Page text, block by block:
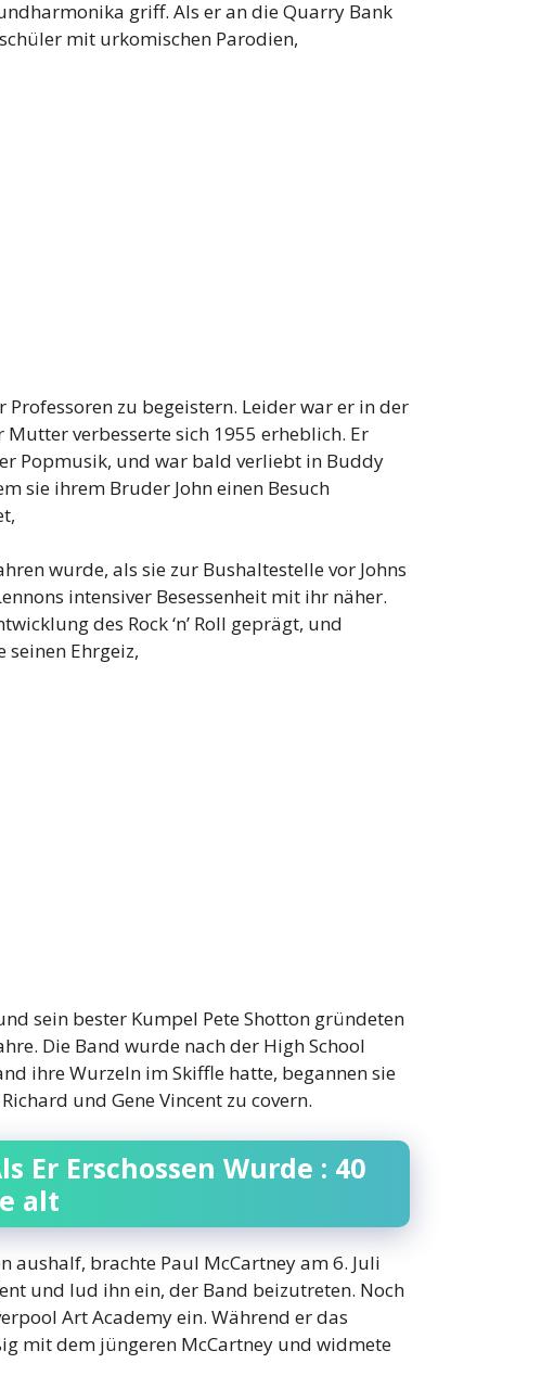
griff. Als er an die Quarry Bank
mit urkomischen Parodien,
zu begeistern. Leider war er in der
Mutter verbesserte sich 1955 erheblich. Er
Popmusik, und war bald verliebt in Buddy
sie ihrem Bruder John einen Besuch
wurde, als sie zur Bushaltestelle vor Johns
intensiver Besessenheit mit ihr näher.
des Rock ‘n’ Roll geprägt, und
seinen Ehrgeiz,
sein bester Kumpel Pete Shotton gründeten
Die Band wurde nach der High School
ihre Wurzeln im Skiffle hatte, begannen sie
und Gene Vincent zu covern.
Er Erschossen Wurde : 40
alt
aushalf, brachte Paul McCartney am 6. Juli
und lud ihn ein, der Band beizutreten. Noch
Art Academy ein. Während er das
mit dem jüngeren McCartney und widmete